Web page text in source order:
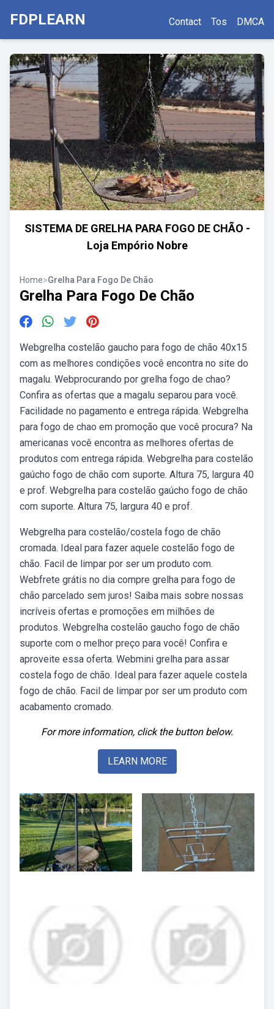
FDPLEARN Contact Tos DMCA
SISTEMA DE GRELHA PARA FOGO DE CHÃO -
Loja Empório Nobre
Home>Grelha Para Fogo De Chão
Grelha Para Fogo De Chão
Webgrelha costelão gaucho para fogo de chão 40x15
com as melhores condições você encontra no site do
magalu. Webprocurando por grelha fogo de chao?
Confira as ofertas que a magalu separou para você.
Facilidade no pagamento e entrega rápida. Webgrelha
para fogo de chao em promoção que você procura? Na
americanas você encontra as melhores ofertas de
produtos com entrega rápida. Webgrelha para costelão
gaúcho fogo de chão com suporte. Altura 75, largura 40
e prof. Webgrelha para costelão gaúcho fogo de chão
com suporte. Altura 75, largura 40 e prof.
Webgrelha para costelão/costela fogo de chão
cromada. Ideal para fazer aquele costelão fogo de
chão. Facil de limpar por ser um produto com.
Webfrete grátis no dia compre grelha para fogo de
chão parcelado sem juros! Saiba mais sobre nossas
incríveis ofertas e promoções em milhões de
produtos. Webgrelha costelão gaucho fogo de chão
suporte com o melhor preço para você! Confira e
aproveite essa oferta. Webmini grelha para assar
costela fogo de chão. Ideal para fazer aquele costela
fogo de chão. Facil de limpar por ser um produto com
acabamento cromado.
For more information, click the button below.
LEARN MORE